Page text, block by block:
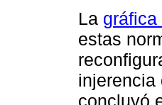
La gráfica
estas
injerencia
concluyó